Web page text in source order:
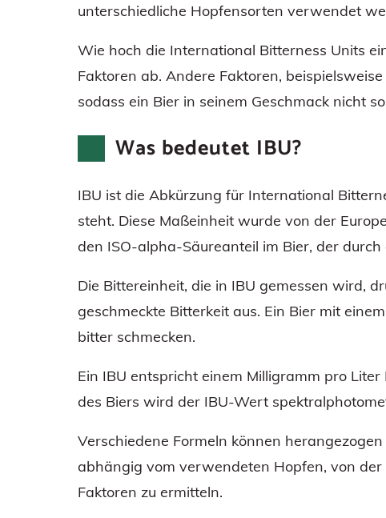
unterschiedliche Hopfensorten verwendet
Wie hoch die International Bitterness Units
Faktoren ab. Andere Faktoren,
sodass ein Bier in seinem Geschmack nicht
Was bedeutet IBU?
IBU ist die Abkürzung für International
steht. Diese Maßeinheit wurde von der
den ISO-alpha-Säureanteil im Bier, der
Die Bittereinheit, die in IBU gemessen wird,
geschmeckte Bitterkeit aus. Ein Bier mit
bitter schmecken.
Ein IBU entspricht einem Milligramm pro
des Biers wird der IBU-Wert
Verschiedene Formeln können
abhängig vom verwendeten Hopfen, von
Faktoren zu ermitteln.